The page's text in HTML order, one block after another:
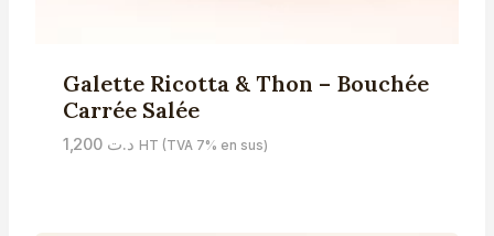
Galette Ricotta & Thon – Bouchée
Carrée Salée
د.ت 1,200 HT (TVA 7% en sus)